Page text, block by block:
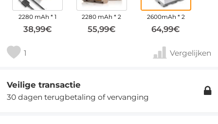
2280 mAh * 1
38,99€
2280 mAh * 2
55,99€
2600mAh * 2
64,99€
1 Vergelijken
Veilige transactie
30 dagen terugbetaling of vervanging